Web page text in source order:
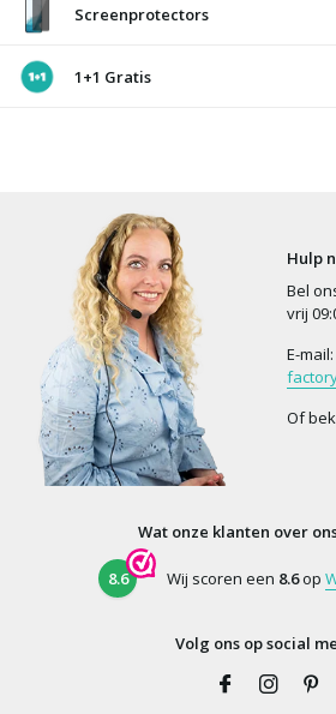
Screenprotectors
1+1 Gratis
Hulp
Bel
vrij
E-mail:
Of
Wat onze klanten over
8.6 Wij scoren een 8.6op
Volg ons op social